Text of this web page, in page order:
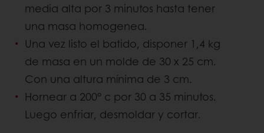
media alta por 3 minutos hasta tener
una masa homogenea.
Una vez listo el batido, disponer 1,4 kg
de masa en un molde de 30 x 25 cm.
Con una altura mínima de 3 cm.
Hornear a 200° c por 30 a 35 minutos.
Luego enfriar, desmoldar y cortar.